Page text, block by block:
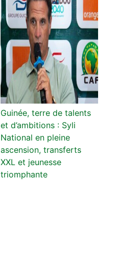
Guinée, terre de talents
et d’ambitions : Syli
National en pleine
ascension, transferts
XXL et jeunesse
triomphante